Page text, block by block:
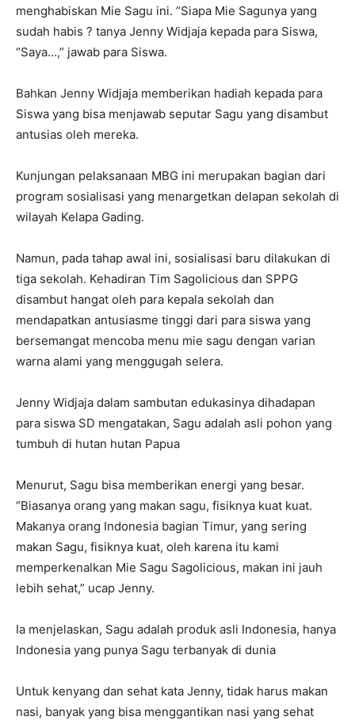
menghabiskan Mie Sagu ini. “Siapa Mie Sagunya yang
sudah habis ? tanya Jenny Widjaja kepada para Siswa,
“Saya…,” jawab para Siswa.
Bahkan Jenny Widjaja memberikan hadiah kepada para
Siswa yang bisa menjawab seputar Sagu yang disambut
antusias oleh mereka.
Kunjungan pelaksanaan MBG ini merupakan bagian dari
program sosialisasi yang menargetkan delapan sekolah di
wilayah Kelapa Gading.
Namun, pada tahap awal ini, sosialisasi baru dilakukan di
tiga sekolah. Kehadiran Tim Sagolicious dan SPPG
disambut hangat oleh para kepala sekolah dan
mendapatkan antusiasme tinggi dari para siswa yang
bersemangat mencoba menu mie sagu dengan varian
warna alami yang menggugah selera.
Jenny Widjaja dalam sambutan edukasinya dihadapan
para siswa SD mengatakan, Sagu adalah asli pohon yang
tumbuh di hutan hutan Papua
Menurut, Sagu bisa memberikan energi yang besar.
“Biasanya orang yang makan sagu, fisiknya kuat kuat.
Makanya orang Indonesia bagian Timur, yang sering
makan Sagu, fisiknya kuat, oleh karena itu kami
memperkenalkan Mie Sagu Sagolicious, makan ini jauh
lebih sehat,” ucap Jenny.
Ia menjelaskan, Sagu adalah produk asli Indonesia, hanya
Indonesia yang punya Sagu terbanyak di dunia
Untuk kenyang dan sehat kata Jenny, tidak harus makan
nasi, banyak yang bisa menggantikan nasi yang sehat